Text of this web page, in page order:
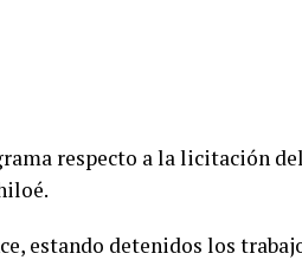
respecto a la licitación del
estando detenidos los